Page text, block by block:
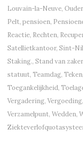
Louvain-la-Neuve,
Pelt, pensioen,
Reactie, Rechten,
Satellietkantoor, Sint-
Staking., Stand van
statuut, Teamdag, Teken
Toegankelijkheid,
Vergadering, Vergoeding,
Verzamelpunt, Wedden,